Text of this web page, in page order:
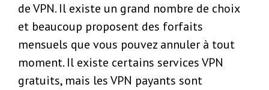
de VPN. Il existe un grand nombre de choix
et beaucoup proposent des forfaits
mensuels que vous pouvez annuler à tout
moment. Il existe certains services VPN
gratuits, mais les VPN payants sont